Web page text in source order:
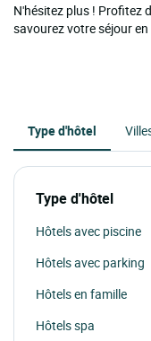
N'hésitez plus ! Profitez
savourez votre séjour
Type d'hôtel
Type d'hôtel
Hôtels avec piscine
Hôtels avec parking
Hôtels en famille
Hôtels spa